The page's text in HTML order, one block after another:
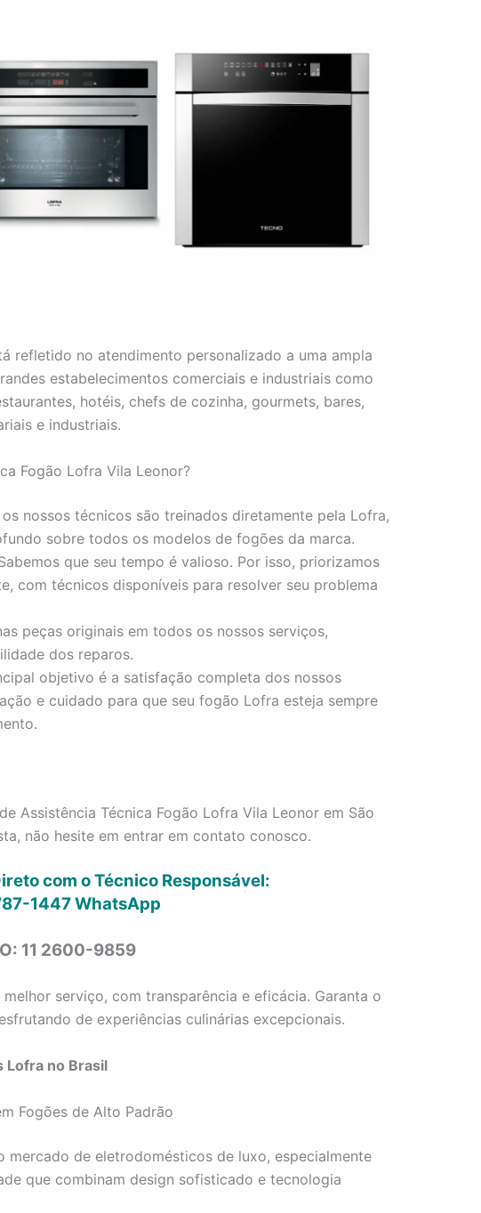
refletido no atendimento personalizado a uma ampla
estabelecimentos comerciais e industriais como
hotéis, chefs de cozinha, gourmets, bares,
e industriais.
Fogão Lofra Vila Leonor?
nossos técnicos são treinados diretamente pela Lofra,
sobre todos os modelos de fogões da marca.
que seu tempo é valioso. Por isso, priorizamos
com técnicos disponíveis para resolver seu problema
peças originais em todos os nossos serviços,
dos reparos.
objetivo é a satisfação completa dos nossos
e cuidado para que seu fogão Lofra esteja sempre
Assistência Técnica Fogão Lofra Vila Leonor em São
não hesite em entrar em contato conosco.
com o Técnico Responsável:
1447WhatsApp
11 2600-9859
serviço, com transparência e eficácia. Garanta o
de experiências culinárias excepcionais.
Lofra no Brasil
Fogões de Alto Padrão
mercado de eletrodomésticos de luxo, especialmente
que combinam design sofisticado e tecnologia